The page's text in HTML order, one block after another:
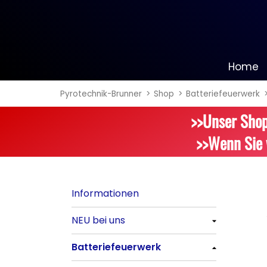
Home
Alle anzeigen
Alle anzeigen
Pyrotechnik-Brunner Shop Batteriefeuerwerk
>>Unser
>>Wenn
Informationen
NEU bei uns
Alle anzeigen
Batteriefeuerwerk